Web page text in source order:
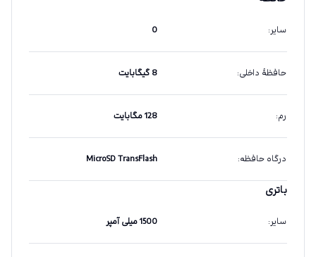
سایر:
0
حافظهٔ داخلی: 8 گیگابایت
رم: 128 مگابایت
درگاه حافظه:
MicroSD TransFlash
باتری
سایر: 1500 میلی آمپر